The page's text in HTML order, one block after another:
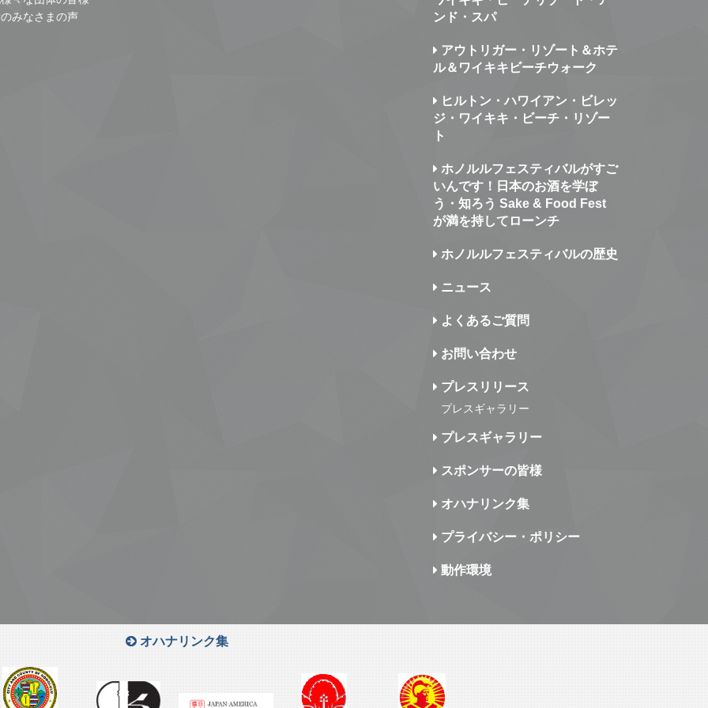
みなさまの声
ンド・スパ
アウトリガー・リゾート＆ホテ
ル＆ワイキキビーチウォーク
ヒルトン・ハワイアン・ビレッ
ジ・ワイキキ・ビーチ・リゾー
ト
ホノルルフェスティバルがすご
いんです！日本のお酒を学ぼ
う・知ろう Sake & Food Fest
が満を持してローンチ
ホノルルフェスティバルの歴史
ニュース
よくあるご質問
お問い合わせ
プレスリリース
プレスギャラリー
プレスギャラリー
スポンサーの皆様
オハナリンク集
プライバシー・ポリシー
動作環境
オハナリンク集